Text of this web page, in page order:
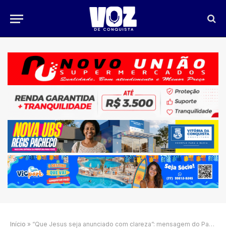
Início » “Que Jesus seja anunciado com clareza”: mensagem do Papa Leão XIV à Amazônia